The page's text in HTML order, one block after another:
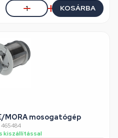
KOSÁRBA
MORA mosogatógép
465484
kiszállítással